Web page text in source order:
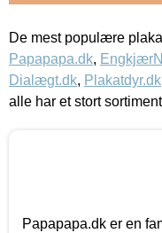
De mest populære
Papapapa.dk,
Dialægt.dk, Plakatdyr.dk
alle har et stort
Papapapa.dk er en